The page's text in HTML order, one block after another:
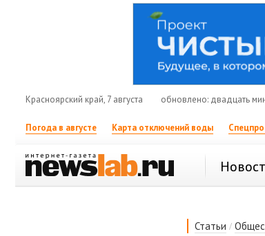
Красноярский край, 7 августа обновлено: двадцать
Погода в августе Карта отключений воды
Статьи /